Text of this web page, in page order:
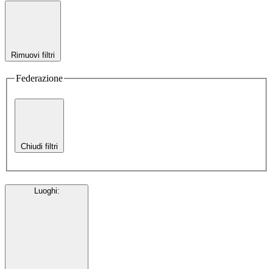
Rimuovi filtri
Federazione
Chiudi filtri
Luoghi: